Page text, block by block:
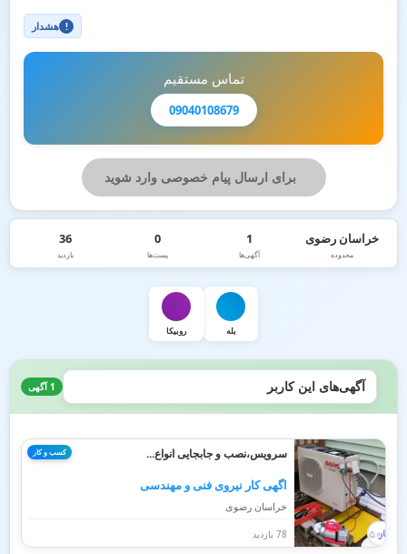
! هشدار
تماس مستقیم
09040108679
برای ارسال پیام خصوصی وارد شوید
خراسان رضوی
محدوده
1
آگهی‌ها
0
پست‌ها
36
بازدید
بله روبیکا
آگهی‌های این کاربر 1 آگهی
کسب و کار سرویس،نصب و جابجایی انواع...
اگهی کار نیروی فنی و مهندسی
خراسان رضوی
78 بازدید